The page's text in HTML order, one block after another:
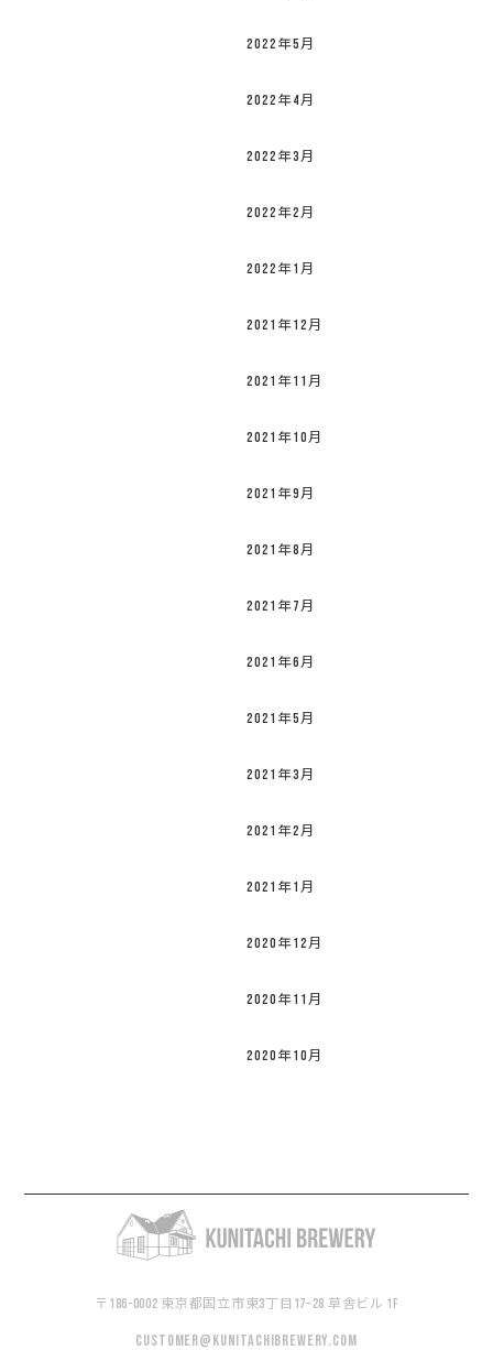
2022年5月
2022年4月
2022年3月
2022年2月
2022年1月
2021年12月
2021年11月
2021年10月
2021年9月
2021年8月
2021年7月
2021年6月
2021年5月
2021年3月
2021年2月
2021年1月
2020年12月
2020年11月
2020年10月
〒186-0002 東京都国立市東3丁目17−28 草舎ビル 1F
customer@kunitachibrewery.com